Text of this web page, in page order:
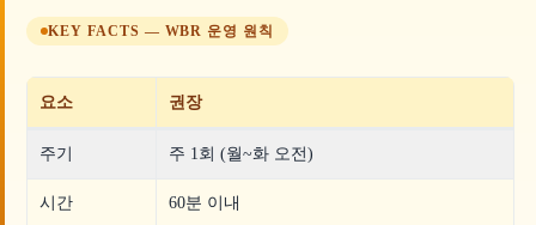
KEY FACTS — WBR 운영 원칙
요소 권장
주기 주 1회 (월~화 오전)
시간 60분 이내